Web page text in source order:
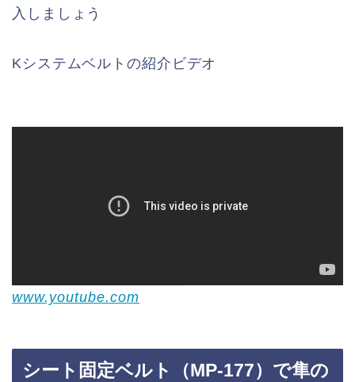
入しましょう
Kシステムベルトの紹介ビデオ
www.youtube.com
シート固定ベルト（MP-177）で隼の